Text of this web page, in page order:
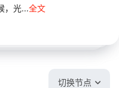
，光...全文
切换节点